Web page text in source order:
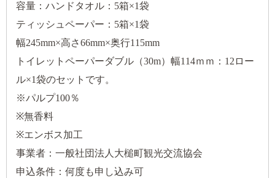
容量：ハンドタオル：5箱×1袋
ティッシュペーパー：5箱×1袋
幅245mm×高さ66mm×奥行115mm
トイレットペーパーダブル（30m）幅114ｍｍ：12ロー
ル×1袋のセットです。
※パルプ100％
※無香料
※エンボス加工
事業者：一般社団法人大槌町観光交流協会
申込条件：何度も申し込み可